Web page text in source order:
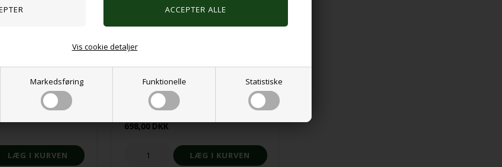
Markedsføring Funktionelle Statistiske
Vis cookie detaljer
40 x 40 cm med
betræk med åben
Siddepude Gul-Rosa 45 x 40 cm med
Soft-Cell vandtæt betræk med åben
bagside, sort
698,00DKK